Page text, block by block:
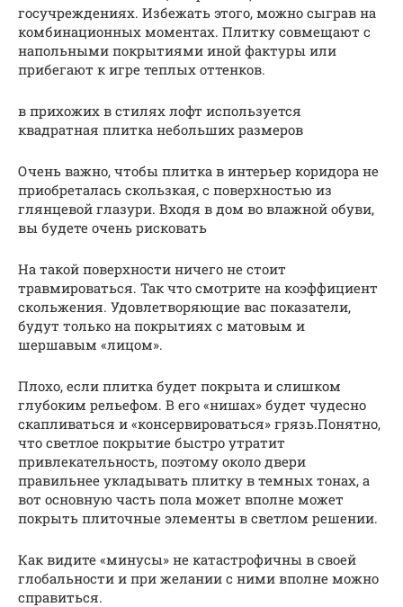
госучреждениях. Избежать этого, можно сыграв на
комбинационных моментах. Плитку совмещают с
напольными покрытиями иной фактуры или
прибегают к игре теплых оттенков.
в прихожих в стилях лофт используется
квадратная плитка небольших размеров
Очень важно, чтобы плитка в интерьер коридора не
приобреталась скользкая, с поверхностью из
глянцевой глазури. Входя в дом во влажной обуви,
вы будете очень рисковать
На такой поверхности ничего не стоит
травмироваться. Так что смотрите на коэффициент
скольжения. Удовлетворяющие вас показатели,
будут только на покрытиях с матовым и
шершавым «лицом».
Плохо, если плитка будет покрыта и слишком
глубоким рельефом. В его «нишах» будет чудесно
скапливаться и «консервироваться» грязь.Понятно,
что светлое покрытие быстро утратит
привлекательность, поэтому около двери
правильнее укладывать плитку в темных тонах, а
вот основную часть пола может вполне может
покрыть плиточные элементы в светлом решении.
Как видите «минусы» не катастрофичны в своей
глобальности и при желании с ними вполне можно
справиться.